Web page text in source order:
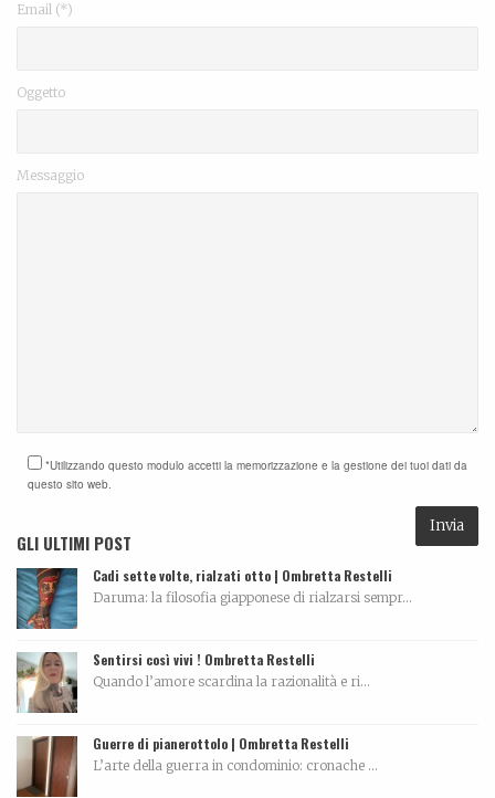
Email (*)
Oggetto
Messaggio
*Utilizzando questo modulo accetti la memorizzazione e la gestione dei tuoi dati da
questo sito web.
GLI ULTIMI POST
Cadi sette volte, rialzati otto | Ombretta Restelli
Daruma: la filosofia giapponese di rialzarsi sempr...
Sentirsi così vivi ! Ombretta Restelli
Quando l’amore scardina la razionalità e ri...
Guerre di pianerottolo | Ombretta Restelli
L’arte della guerra in condominio: cronache ...